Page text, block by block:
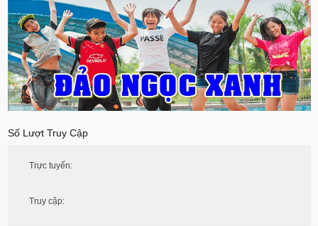
Số Lượt Truy Cập
Trực tuyến:
Truy cập: